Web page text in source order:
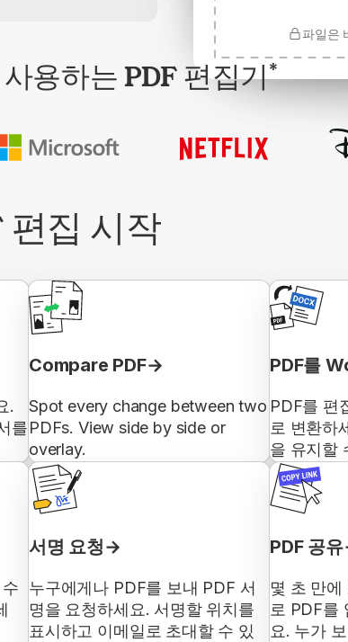
파일은
용하는 PDF 편집기*
편집 시작
.
를
Compare PDF
Spot every change between two
PDFs. View side by side or
overlay.
PDF를
PDF를 편
로 변환하
을 유지할
서명 요청
누구에게나 PDF를 보내 PDF 서
명을 요청하세요. 서명할 위치를
표시하고 이메일로 초대할 수 있
PDF 공유
몇 초 만에
로 PDF를
요. 누가